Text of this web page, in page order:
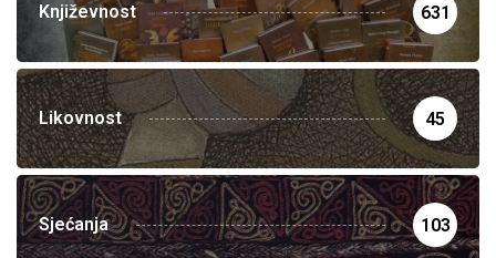
Književnost 631
Likovnost 45
Sjećanja 103